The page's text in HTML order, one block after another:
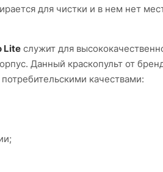
для чистки и в нем нет
Lite служит для
Данный краскопульт от
качествами: